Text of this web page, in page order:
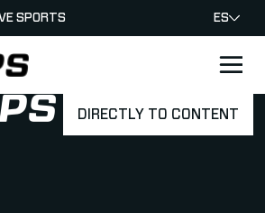
DIRECTLY TO CONTENT
SPORTS ES
(Opens in new tab)
(Opens in new tab)
Facebook (Opens in new tab)
on YouTube (Opens in new tab)